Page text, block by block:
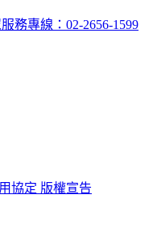
務專線：02-2656-1599
協定 版權宣告